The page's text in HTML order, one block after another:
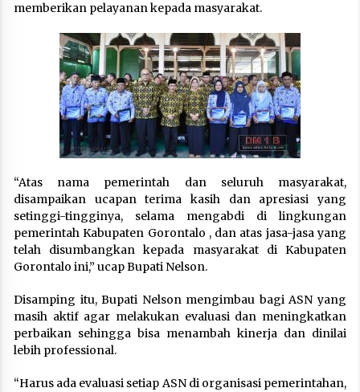
memberikan pelayanan kepada masyarakat.
“Atas nama pemerintah dan seluruh masyarakat,
disampaikan ucapan terima kasih dan apresiasi yang
setinggi-tingginya, selama mengabdi di lingkungan
pemerintah Kabupaten Gorontalo , dan atas jasa-jasa yang
telah disumbangkan kepada masyarakat di Kabupaten
Gorontalo ini,” ucap Bupati Nelson.
Disamping itu, Bupati Nelson mengimbau bagi ASN yang
masih aktif agar melakukan evaluasi dan meningkatkan
perbaikan sehingga bisa menambah kinerja dan dinilai
lebih professional.
“Harus ada evaluasi setiap ASN di organisasi pemerintahan,